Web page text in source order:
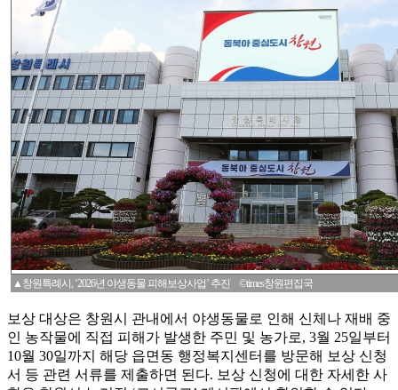
▲창원특례시, ‘2026년 야생동물 피해보상사업’ 추진 ©times창원편집국
보상 대상은 창원시 관내에서 야생동물로 인해 신체나 재배 중
인 농작물에 직접 피해가 발생한 주민 및 농가로, 3월 25일부터
10월 30일까지 해당 읍면동 행정복지센터를 방문해 보상 신청
서 등 관련 서류를 제출하면 된다. 보상 신청에 대한 자세한 사